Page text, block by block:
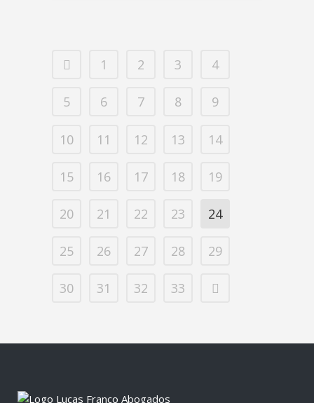
1 2 3 4
5 6 7 8 9
10 11 12 13 14
15 16 17 18 19
20 21 22 23 24
25 26 27 28 29
30 31 32 33